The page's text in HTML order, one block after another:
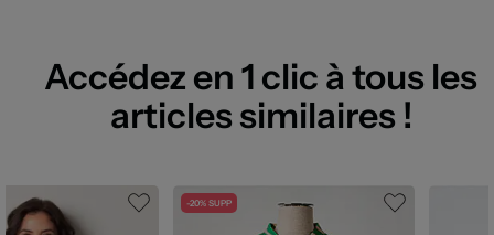
Accédez en 1 clic à tous les
articles similaires !
-20% SUPP